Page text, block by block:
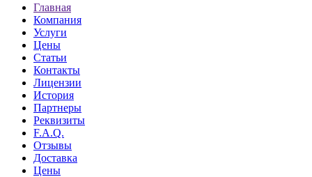
Главная
Компания
Услуги
Цены
Статьи
Контакты
Лицензии
История
Партнеры
Реквизиты
F.A.Q.
Отзывы
Доставка
Цены